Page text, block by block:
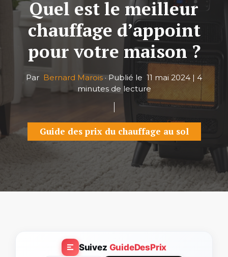
Quel est le meilleur
chauffage d’appoint
pour votre maison ?
Par Bernard Marois · Publié le 11 mai 2024 | 4
minutes de lecture
Guide des prix du chauffage au sol
Suivez GuideDesPrix